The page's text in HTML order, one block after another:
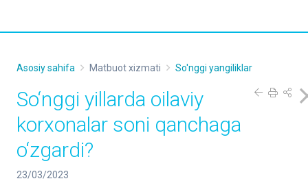
KONTAKTLAR
Asosiy sahifa Matbuot xizmati So'nggi yangiliklar
So‘nggi yillarda oilaviy
korxonalar soni qanchaga
o‘zgardi?
23/03/2023